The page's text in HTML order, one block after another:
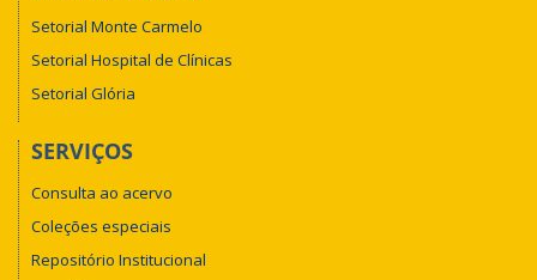
Setorial Monte Carmelo
Setorial Hospital de Clínicas
Setorial Glória
SERVIÇOS
Consulta ao acervo
Coleções especiais
Repositório Institucional